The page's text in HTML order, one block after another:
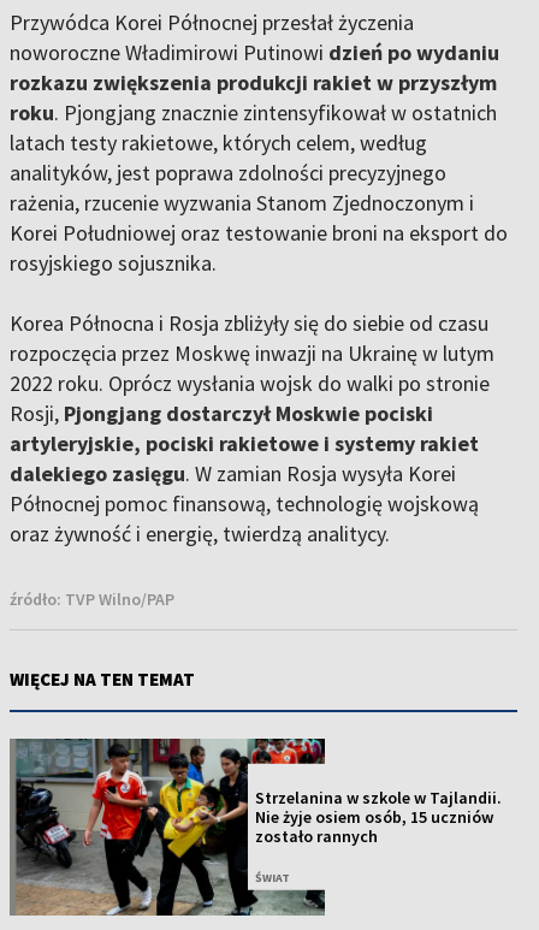
Przywódca Korei Północnej przesłał życzenia
noworoczne Władimirowi Putinowi dzień po wydaniu
rozkazu zwiększenia produkcji rakiet w przyszłym
roku. Pjongjang znacznie zintensyfikował w ostatnich
latach testy rakietowe, których celem, według
analityków, jest poprawa zdolności precyzyjnego
rażenia, rzucenie wyzwania Stanom Zjednoczonym i
Korei Południowej oraz testowanie broni na eksport do
rosyjskiego sojusznika.
Korea Północna i Rosja zbliżyły się do siebie od czasu
rozpoczęcia przez Moskwę inwazji na Ukrainę w lutym
2022 roku. Oprócz wysłania wojsk do walki po stronie
Rosji, Pjongjang dostarczył Moskwie pociski
artyleryjskie, pociski rakietowe i systemy rakiet
dalekiego zasięgu. W zamian Rosja wysyła Korei
Północnej pomoc finansową, technologię wojskową
oraz żywność i energię, twierdzą analitycy.
źródło: TVP Wilno/PAP
WIĘCEJ NA TEN TEMAT
Strzelanina w szkole w Tajlandii.
Nie żyje osiem osób, 15 uczniów
zostało rannych
ŚWIAT